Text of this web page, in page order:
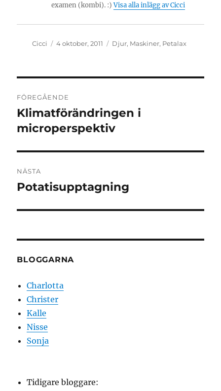
examen (kombi). :)Visa alla inlägg av Cicci
Författare
Cicci
Publicerat
4 oktober, 2011 Kategorier
Djur, Maskiner, Petalax
FÖREGÅENDE
Föregående
inlägg:
Klimatförändringen i
microperspektiv
NÄSTA
Nästa
Potatisupptagning
BLOGGARNA
Charlotta
Christer
Kalle
Nisse
Sonja
Tidigare bloggare: